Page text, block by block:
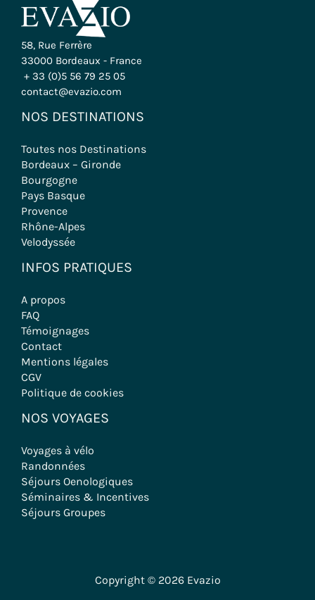
58, Rue Ferrère
33000 Bordeaux - France
+ 33 (0)5 56 79 25 05
contact@evazio.com
NOS DESTINATIONS
Toutes nos Destinations
Bordeaux – Gironde
Bourgogne
Pays Basque
Provence
Rhône-Alpes
Velodyssée
INFOS PRATIQUES
A propos
FAQ
Témoignages
Contact
Mentions légales
CGV
Politique de cookies
NOS VOYAGES
Voyages à vélo
Randonnées
Séjours Oenologiques
Séminaires & Incentives
Séjours Groupes
Copyright © 2026 Evazio